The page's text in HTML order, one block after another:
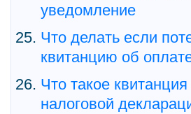
уведомление
Что делать если
квитанцию об
Что такое
налоговой